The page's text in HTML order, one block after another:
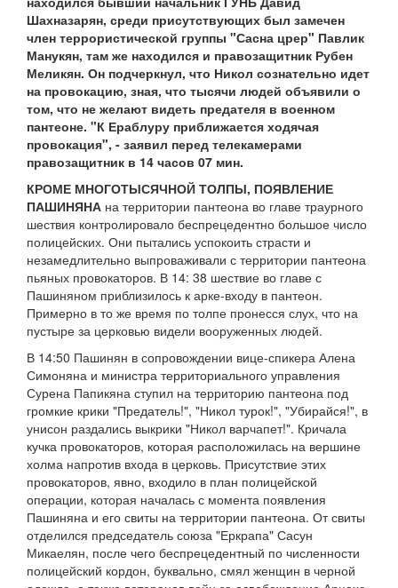
Шахназарян, среди присутствующих был замечен
член террористической группы "Сасна црер" Павлик
Манукян, там же находился и правозащитник Рубен
Меликян. Он подчеркнул, что Никол сознательно идет
на провокацию, зная, что тысячи людей объявили о
том, что не желают видеть предателя в военном
пантеоне. "К Ераблуру приближается ходячая
провокация", - заявил перед телекамерами
правозащитник в 14 часов 07 мин.
КРОМЕ МНОГОТЫСЯЧНОЙ ТОЛПЫ, ПОЯВЛЕНИЕ
ПАШИНЯНА на территории пантеона во главе траурного
шествия контролировало беспрецедентно большое число
полицейских. Они пытались успокоить страсти и
незамедлительно выпроваживали с территории пантеона
пьяных провокаторов. В 14: 38 шествие во главе с
Пашиняном приблизилось к арке-входу в пантеон.
Примерно в то же время по толпе пронесся слух, что на
пустыре за церковью видели вооруженных людей.
В 14:50 Пашинян в сопровождении вице-спикера Алена
Симоняна и министра территориального управления
Сурена Папикяна ступил на территорию пантеона под
громкие крики "Предатель!", "Никол турок!", "Убирайся!", в
унисон раздались выкрики "Никол варчапет!". Кричала
кучка провокаторов, которая расположилась на вершине
холма напротив входа в церковь. Присутствие этих
провокаторов, явно, входило в план полицейской
операции, которая началась с момента появления
Пашиняна и его свиты на территории пантеона. От свиты
отделился председатель союза "Еркрапа" Сасун
Микаелян, после чего беспрецедентный по численности
полицейский кордон, буквально, смял женщин в черной